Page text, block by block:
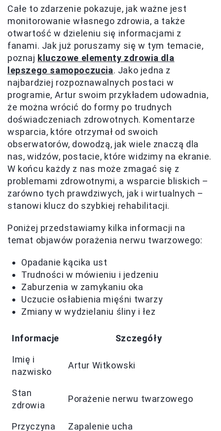
Całe to zdarzenie pokazuje, jak ważne jest
monitorowanie własnego zdrowia, a także
otwartość w dzieleniu się informacjami z
fanami. Jak już poruszamy się w tym temacie,
poznaj kluczowe elementy zdrowia dla
lepszego samopoczucia. Jako jedna z
najbardziej rozpoznawalnych postaci w
programie, Artur swoim przykładem udowadnia,
że można wrócić do formy po trudnych
doświadczeniach zdrowotnych. Komentarze
wsparcia, które otrzymał od swoich
obserwatorów, dowodzą, jak wiele znaczą dla
nas, widzów, postacie, które widzimy na ekranie.
W końcu każdy z nas może zmagać się z
problemami zdrowotnymi, a wsparcie bliskich –
zarówno tych prawdziwych, jak i wirtualnych –
stanowi klucz do szybkiej rehabilitacji.
Poniżej przedstawiamy kilka informacji na
temat objawów porażenia nerwu twarzowego:
Opadanie kącika ust
Trudności w mówieniu i jedzeniu
Zaburzenia w zamykaniu oka
Uczucie osłabienia mięśni twarzy
Zmiany w wydzielaniu śliny i łez
Informacje Szczegóły
Imię i
nazwisko
Artur Witkowski
Stan
zdrowia
Porażenie nerwu twarzowego
Przyczyna Zapalenie ucha